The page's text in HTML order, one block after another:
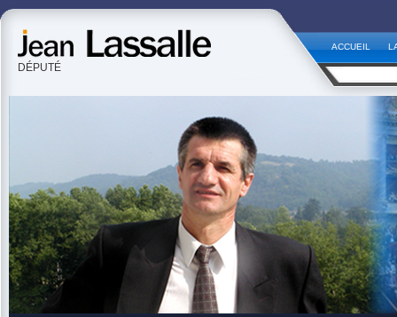
DÉPUTÉ
ACCUEIL